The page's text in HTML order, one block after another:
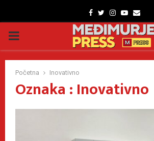
Facebook
TwitterInstagram
Youtube
Email
PRIMARY
MENU
Početna Inovativno
Oznaka : Inovativno